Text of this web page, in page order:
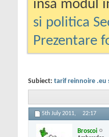
însă modul
si politica
Prezentare
Subiect: tarif reinnoire .eu
5th July 2011, 22:17
Broscoi